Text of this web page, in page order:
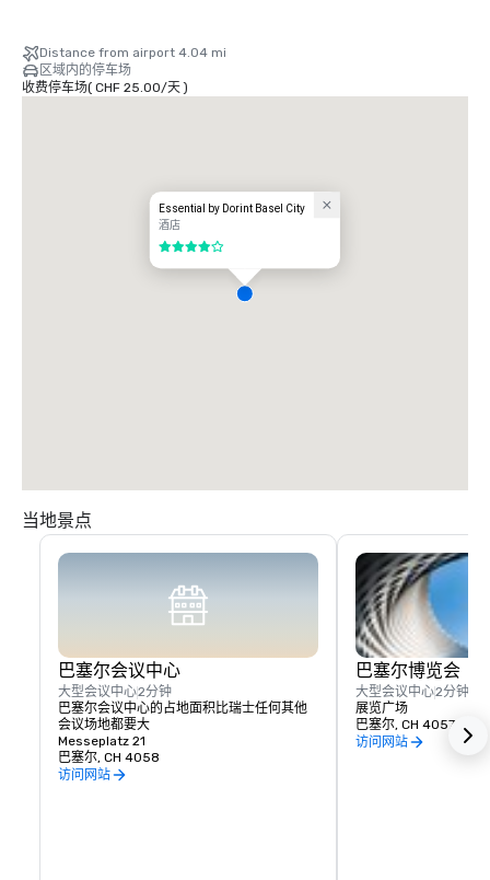
Distance from airport 4.04 mi
区域内的停车场
收费停车场( CHF 25.00/天)
Essential by Dorint Basel City
酒店
4/5
当地景点
巴塞尔会议中心
大型会议中心2分钟
巴塞尔会议中心的占地面积比瑞士任何其他
会议场地都要大
Messeplatz 21
巴塞尔, CH 4058
访问网站
巴塞尔博览会
大型会议中心2分钟
展览广场
巴塞尔, CH 4057
访问网站